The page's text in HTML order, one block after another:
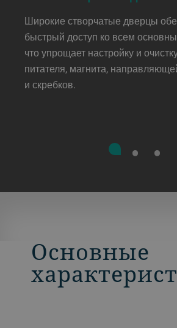
Широкие створчатые дверцы
быстрый доступ ко всем
что упрощает настройку и
питателя, магнита,
и скребков.
Основные